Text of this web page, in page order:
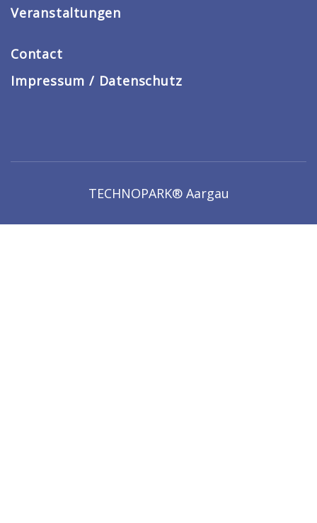
Veranstaltungen
Contact
Impressum / Datenschutz
TECHNOPARK® Aargau